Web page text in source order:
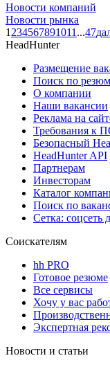
Новости компаний
Новости рынка
1 234567891011 ...47
HeadHunter
Размещение
Поиск по
О компании
Наши вакансии
Реклама на
Требования к
Безопасный
HeadHunter API
Партнерам
Инвесторам
Каталог
Поиск по
Сетка: соцсеть
Соискателям
hh PRO
Готовое резюме
Все сервисы
Хочу у вас
Экспертная
Новости и статьи